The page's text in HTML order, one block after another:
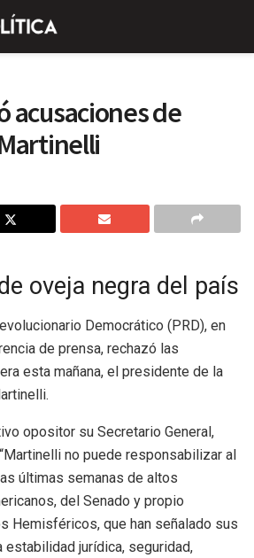
acusaciones de
oveja negra del país
Democrático (PRD), en
de prensa, rechazó las
esta mañana, el presidente de la
opositor su Secretario General,
no puede responsabilizar al
últimas semanas de altos
del Senado y propio
Hemisféricos, que han señalado sus
estabilidad jurídica, seguridad,